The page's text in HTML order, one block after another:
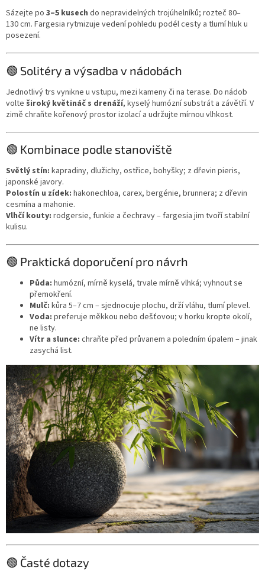
Sázejte po 3–5 kusech do nepravidelných trojúhelníků; rozteč 80–
130 cm. Fargesia rytmizuje vedení pohledu podél cesty a tlumí hluk u
posezení.
🟢 Solitéry a výsadba v nádobách
Jednotlivý trs vynikne u vstupu, mezi kameny či na terase. Do nádob
volte široký květináč s drenáží, kyselý humózní substrát a závětří. V
zimě chraňte kořenový prostor izolací a udržujte mírnou vlhkost.
🟢 Kombinace podle stanoviště
Světlý stín: kapradiny, dlužichy, ostřice, bohyšky; z dřevin pieris,
japonské javory.
Polostín u zídek: hakonechloa, carex, bergénie, brunnera; z dřevin
cesmína a mahonie.
Vlhčí kouty: rodgersie, funkie a čechravy – fargesia jim tvoří stabilní
kulisu.
🟢 Praktická doporučení pro návrh
Půda: humózní, mírně kyselá, trvale mírně vlhká; vyhnout se
přemokření.
Mulč: kůra 5–7 cm – sjednocuje plochu, drží vláhu, tlumí plevel.
Voda: preferuje měkkou nebo dešťovou; v horku kropte okolí,
ne listy.
Vítr a slunce: chraňte před průvanem a poledním úpalem – jinak
zasychá list.
🟢 Časté dotazy